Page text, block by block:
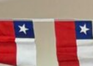
Gallo celebró 70
identidad y
la educación pública